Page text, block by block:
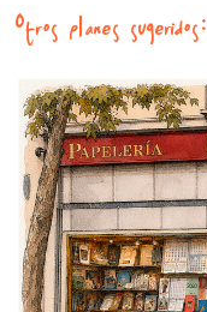
Otros planes sugeridos: